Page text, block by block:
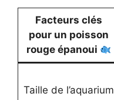
Facteurs clés
pour un poisson
rouge épanoui
Taille de l’aquarium